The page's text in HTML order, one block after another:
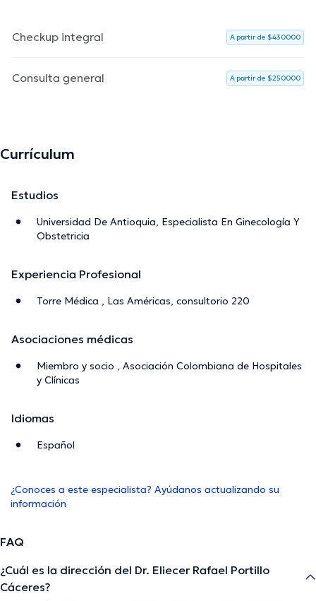
arduamente para asegurar la salud y el bienestar de sus
personalizada.
Checkup integral A partir de $430000
Consulta general A partir de $250000
Currículum
Estudios
Universidad De Antioquia, Especialista En Ginecología Y
Obstetricia
Experiencia Profesional
Torre Médica , Las Américas, consultorio 220
Asociaciones médicas
Miembro y socio , Asociación Colombiana de Hospitales
y Clínicas
Idiomas
Español
¿Conoces a este especialista? Ayúdanos actualizando su
información
FAQ
¿Cuál es la dirección del Dr. Eliecer Rafael Portillo
Cáceres?